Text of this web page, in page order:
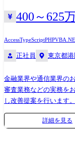
for Desktop) ・採用代行
Power Automate for
400～625
AccessTypeScriptPHPVBA
正社員 東京都
金融業界や通信業界の
審査業務などの実務を
し改善提案を行います
セスを把握した上で業
い業務整備を行いなが
詳細を見る